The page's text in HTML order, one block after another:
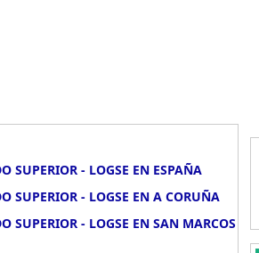
SUPERIOR - LOGSE EN ESPAÑA
SUPERIOR - LOGSE EN A CORUÑA
SUPERIOR - LOGSE EN SAN MARCOS